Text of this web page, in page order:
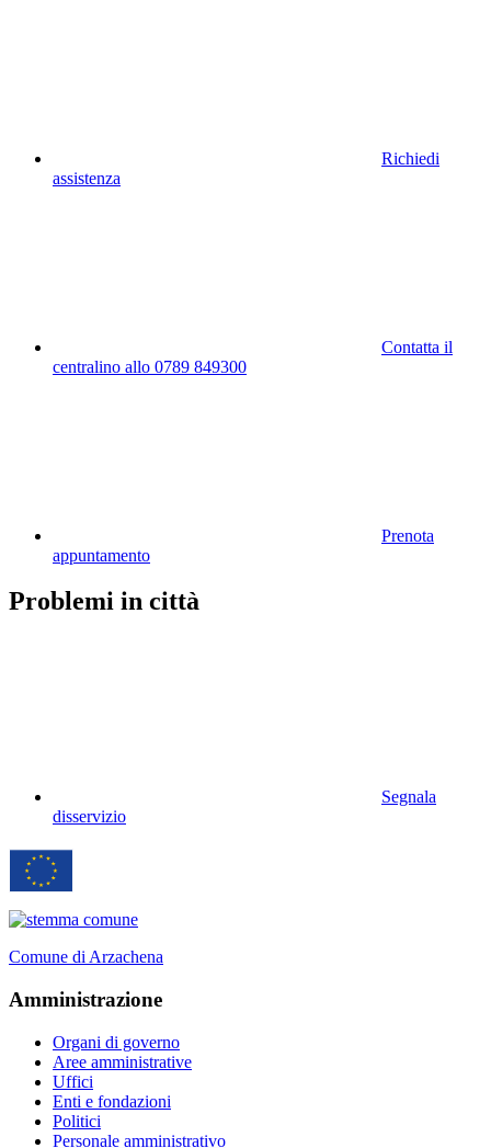
Richiedi
assistenza
Contatta il
centralino allo 0789 849300
Prenota
appuntamento
Problemi in città
Segnala
disservizio
Comune di Arzachena
Amministrazione
Organi di governo
Aree amministrative
Uffici
Enti e fondazioni
Politici
Personale amministrativo